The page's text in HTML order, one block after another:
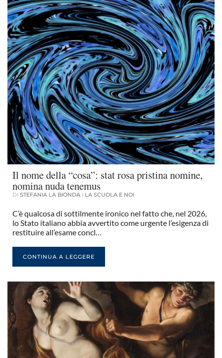
Il nome della “cosa”: stat rosa pristina nomine,
nomina nuda tenemus
DI STEFANIA LA BIONDA | LA SCUOLA E NOI
C’è qualcosa di sottilmente ironico nel fatto che, nel 2026,
lo Stato italiano abbia avvertito come urgente l’esigenza di
restituire all’esame concl…
CONTINUA A LEGGERE